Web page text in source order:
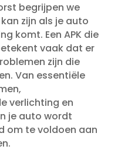
begrijpen we
zijn als je auto
komt.​ Een APK die
vaak dat er
zijn die
Van essentiële
verlichting en
je auto wordt
om te voldoen aan